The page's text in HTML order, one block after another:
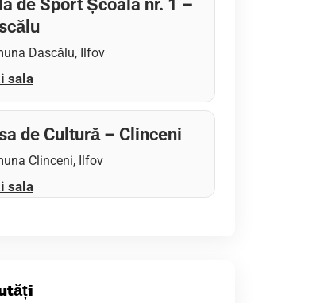
de Sport Școala nr. 1 –
Dascălu, Ilfov
sala
de Cultură – Clinceni
Clinceni, Ilfov
sala